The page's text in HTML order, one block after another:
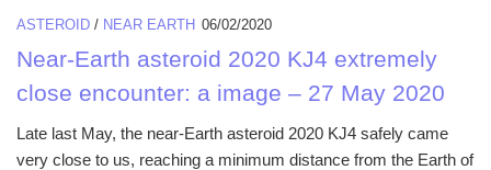
ASTEROID / NEAR EARTH 06/02/2020
Near-Earth asteroid 2020 KJ4 extremely
close encounter: a image – 27 May 2020
Late last May, the near-Earth asteroid 2020 KJ4 safely came
very close to us, reaching a minimum distance from the Earth of